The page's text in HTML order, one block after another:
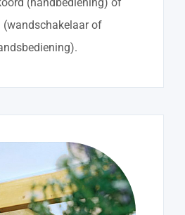
(handbediening) of
(wandschakelaar of